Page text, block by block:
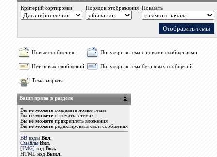
Критерий сортировки
Порядок отображения Показать
Новые сообщения Популярная тема с новыми сообщениями
Нет новых сообщений Популярная тема без новых сообщений
Тема закрыта
Ваши права в разделе
Вы не можетесоздавать новые темы
Вы не можетеотвечать в темах
Вы не можетеприкреплять вложения
Вы не можетередактировать свои сообщения
BB коды Вкл.
Смайлы Вкл.
[IMG] код Вкл.
HTML код Выкл.